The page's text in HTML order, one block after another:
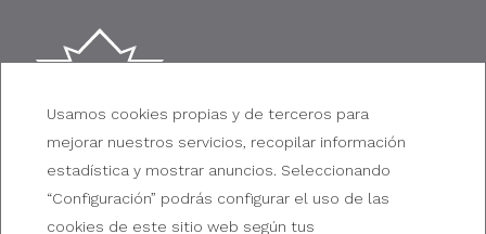
BROADWAY HOTEL &
Av. Corrientes 1173, C1043 Cdad. Autónoma de Buenos
Aires, Argentina
+54 11 4378-9300
Usamos cookies propias y de terceros para
mejorar nuestros servicios, recopilar información
estadística y mostrar anuncios. Seleccionando
“Configuración” podrás configurar el uso de las
cookies de este sitio web según tus